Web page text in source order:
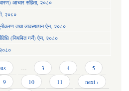
आचार संहिता, २०८०
२०८०
तथा व्यवस्थापन ऐन, २०८०
(नियमित गर्ने) ऐन, २०८०
… 3 4
5
9 10 11
next ›